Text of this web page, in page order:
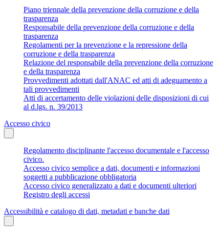
Piano triennale della prevenzione della corruzione e della
trasparenza
Responsabile della prevenzione della corruzione e della
trasparenza
Regolamenti per la prevenzione e la repressione della
corruzione e della trasparenza
Relazione del responsabile della prevenzione della corruzione
e della trasparenza
Provvedimenti adottati dall'ANAC ed atti di adeguamento a
tali provvedimenti
Atti di accertamento delle violazioni delle disposizioni di cui
al d.lgs. n. 39/2013
Accesso civico
Regolamento disciplinante l'accesso documentale e l'accesso
civico.
Accesso civico semplice a dati, documenti e informazioni
soggetti a pubblicazione obbligatoria
Accesso civico generalizzato a dati e documenti ulteriori
Registro degli accessi
Accessibilità e catalogo di dati, metadati e banche dati